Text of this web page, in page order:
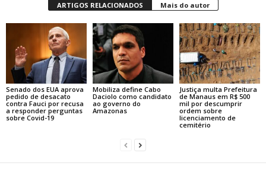
ARTIGOS RELACIONADOS Mais do autor
Senado dos EUA aprova
pedido de desacato
contra Fauci por recusa
a responder perguntas
sobre Covid-19
Mobiliza define Cabo
Daciolo como candidato
ao governo do
Amazonas
Justiça multa Prefeitura
de Manaus em R$ 500
mil por descumprir
ordem sobre
licenciamento de
cemitério